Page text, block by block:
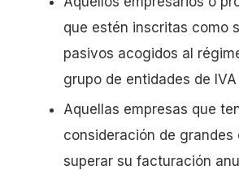
que estén inscritas como
pasivos acogidos al
grupo de entidades de IVA
Aquellas empresas que
consideración de grandes
superar su facturación